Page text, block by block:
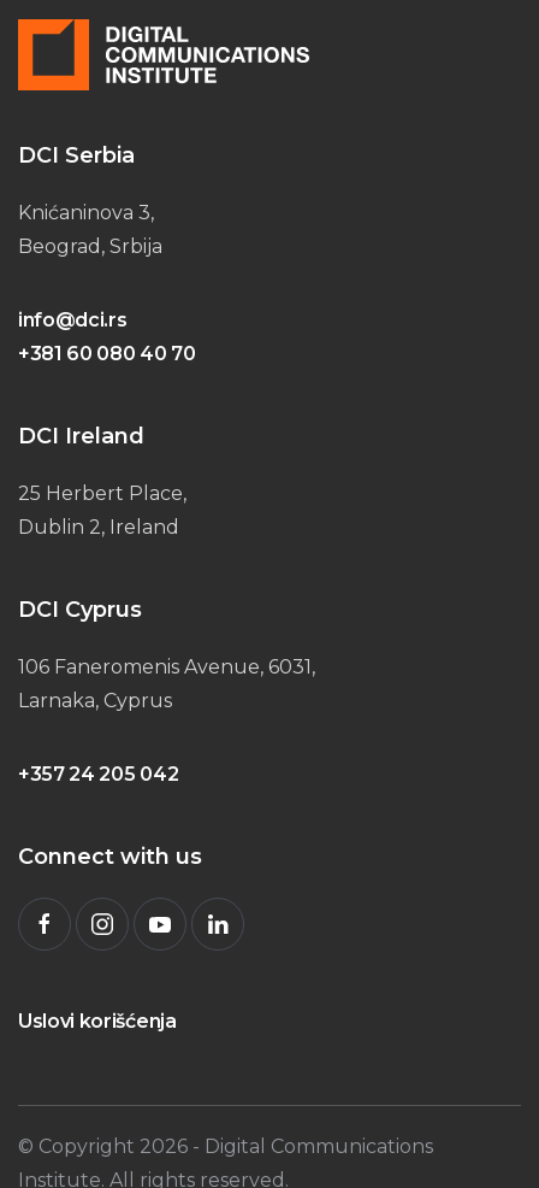
DCI Serbia
Knićaninova 3,
Beograd, Srbija
info@dci.rs
+381 60 080 40 70
DCI Ireland
25 Herbert Place,
Dublin 2, Ireland
DCI Cyprus
106 Faneromenis Avenue, 6031,
Larnaka, Cyprus
+357 24 205 042
Connect with us
Uslovi korišćenja
© Copyright 2026 - Digital Communications
Institute. All rights reserved.